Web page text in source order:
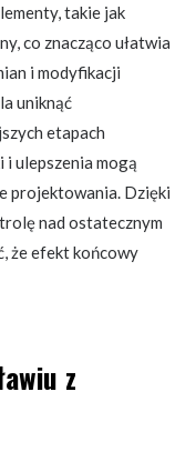
takie jak
co znacząco ułatwia
i modyfikacji
uniknąć
etapach
ulepszenia mogą
projektowania. Dzięki
nad ostatecznym
że efekt końcowy
z